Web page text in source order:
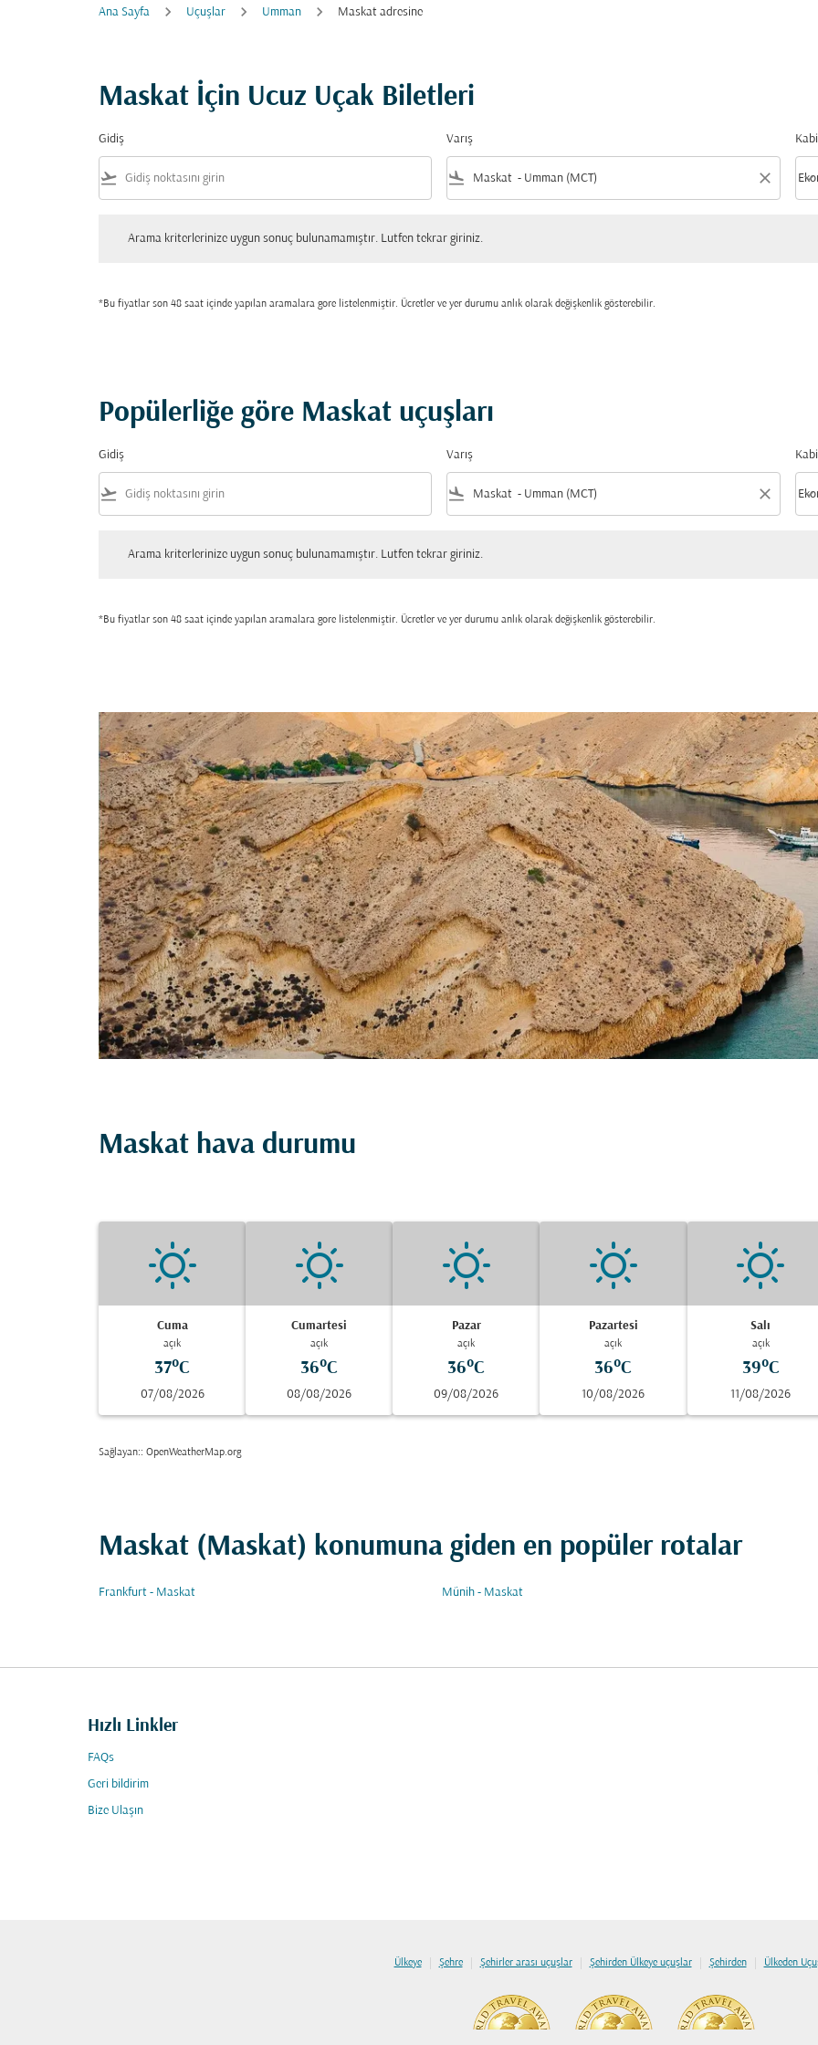
Ana Sayfa Uçuşlar Umman Maskat adresine
Maskat İçin Ucuz Uçak Biletleri
Gidiş
flight_takeoff
Varış
flight_land close keyboard_arrow_down
Arama kriterlerinize uygun sonuç bulunamamıştır. Lutfen tekrar giriniz.
*Bu fiyatlar son 48 saat içinde yapılan aramalara gore listelenmiştir. Ücretler ve yer durumu anlık olarak değişkenlik gösterebilir.
Popülerliğe göre Maskat uçuşları
Gidiş
flight_takeoff
Varış
flight_land close keyboard_arrow_down
Arama kriterlerinize uygun sonuç bulunamamıştır. Lutfen tekrar giriniz.
*Bu fiyatlar son 48 saat içinde yapılan aramalara gore listelenmiştir. Ücretler ve yer durumu anlık olarak değişkenlik gösterebilir.
Maskat hava durumu
Cuma
açık
37°C
07/08/2026
Cumartesi
açık
36°C
08/08/2026
Pazar
açık
36°C
09/08/2026
Pazartesi
açık
36°C
10/08/2026
Salı
açık
39°C
11/08/2026
Sağlayan:: OpenWeatherMap.org
Maskat (Maskat) konumuna giden en popüler rotalar
Frankfurt - Maskat Münih - Maskat
Hızlı Linkler
FAQs
Geri bildirim
Bize Ulaşın
Ülkeye | Şehre | Şehirler arası uçuşlar | Şehirden Ülkeye uçuşlar | Şehirden | Ülkeden